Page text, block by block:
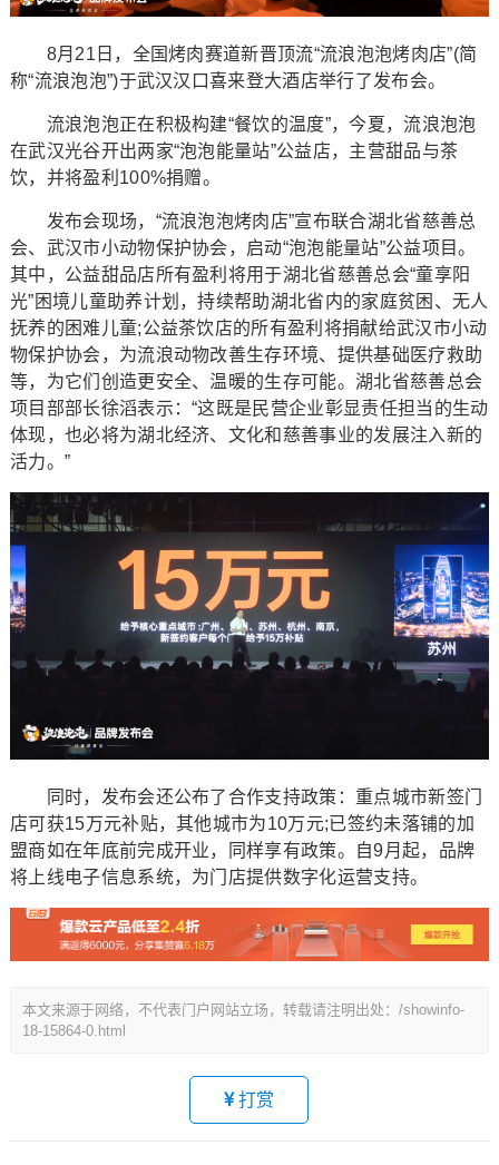
8月21日，全国烤肉赛道新晋顶流“流浪泡泡烤肉店”(简
称“流浪泡泡”)于武汉汉口喜来登大酒店举行了发布会。
流浪泡泡正在积极构建“餐饮的温度”，今夏，流浪泡泡
在武汉光谷开出两家“泡泡能量站”公益店，主营甜品与茶
饮，并将盈利100%捐赠。
发布会现场，“流浪泡泡烤肉店”宣布联合湖北省慈善总
会、武汉市小动物保护协会，启动“泡泡能量站”公益项目。
其中，公益甜品店所有盈利将用于湖北省慈善总会“童享阳
光”困境儿童助养计划，持续帮助湖北省内的家庭贫困、无人
抚养的困难儿童;公益茶饮店的所有盈利将捐献给武汉市小动
物保护协会，为流浪动物改善生存环境、提供基础医疗救助
等，为它们创造更安全、温暖的生存可能。湖北省慈善总会
项目部部长徐滔表示：“这既是民营企业彰显责任担当的生动
体现，也必将为湖北经济、文化和慈善事业的发展注入新的
活力。”
同时，发布会还公布了合作支持政策：重点城市新签门
店可获15万元补贴，其他城市为10万元;已签约未落铺的加
盟商如在年底前完成开业，同样享有政策。自9月起，品牌
将上线电子信息系统，为门店提供数字化运营支持。
本文来源于网络，不代表门户网站立场，转载请注明出处：/showinfo-
18-15864-0.html
打赏